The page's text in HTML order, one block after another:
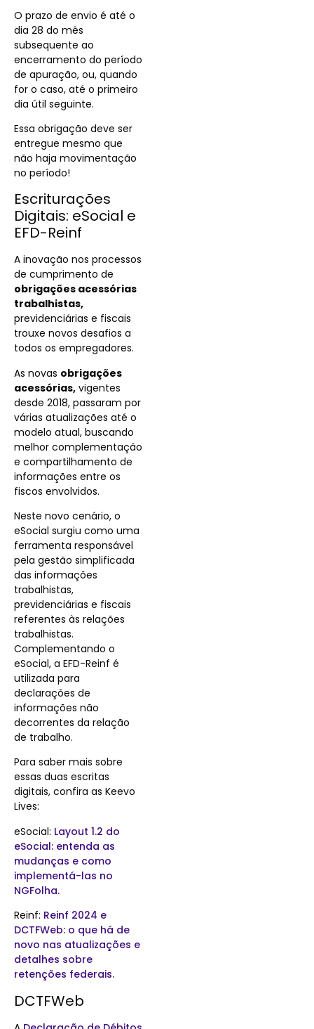
O prazo de envio é até o
dia 28 do mês
subsequente ao
encerramento do período
de apuração, ou, quando
for o caso, até o primeiro
dia útil seguinte.
Essa obrigação deve ser
entregue mesmo que
não haja movimentação
no período!
Escriturações
Digitais: eSocial e
EFD-Reinf
A inovação nos processos
de cumprimento de
obrigações acessórias
trabalhistas,
previdenciárias e fiscais
trouxe novos desafios a
todos os empregadores.
As novas obrigações
acessórias, vigentes
desde 2018, passaram por
várias atualizações até o
modelo atual, buscando
melhor complementação
e compartilhamento de
informações entre os
fiscos envolvidos.
Neste novo cenário, o
eSocial surgiu como uma
ferramenta responsável
pela gestão simplificada
das informações
trabalhistas,
previdenciárias e fiscais
referentes às relações
trabalhistas.
Complementando o
eSocial, a EFD-Reinf é
utilizada para
declarações de
informações não
decorrentes da relação
de trabalho.
Para saber mais sobre
essas duas escritas
digitais, confira as Keevo
Lives:
eSocial: Layout 1.2 do
eSocial: entenda as
mudanças e como
implementá-las no
NGFolha.
Reinf: Reinf 2024 e
DCTFWeb: o que há de
novo nas atualizações e
detalhes sobre
retenções federais.
DCTFWeb